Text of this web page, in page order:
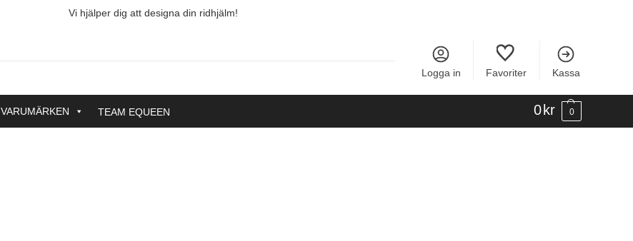
Vi hjälper dig att designa din ridhjälm!
Logga in Favoriter Kassa
VARUMÄRKEN TEAM EQUEEN 0 kr 0